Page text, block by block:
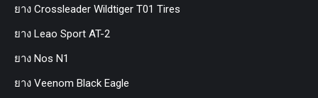
ยาง Crossleader Wildtiger T01 Tires
ยาง Leao Sport AT-2
ยาง Nos N1
ยาง Veenom Black Eagle